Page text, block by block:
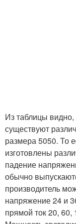
Из таблицы видно,
существуют
размера 5050. То
изготовлены
падение
обычно
производитель
напряжение 24 и
прямой ток 20,